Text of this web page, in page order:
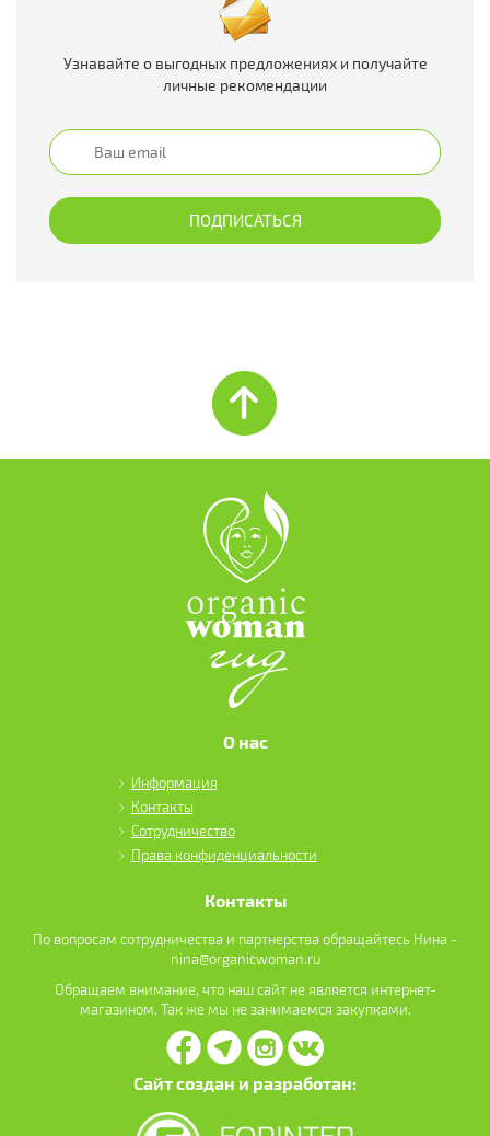
Узнавайте о выгодных предложениях и получайте
личные рекомендации
О нас
Информация
Контакты
Сотрудничество
Права конфиденциальности
Контакты
По вопросам сотрудничества и партнерства обращайтесь Нина -
nina@organicwoman.ru
Обращаем внимание, что наш сайт не является интернет-
магазином. Так же мы не занимаемся закупками.
Сайт создан и разработан: